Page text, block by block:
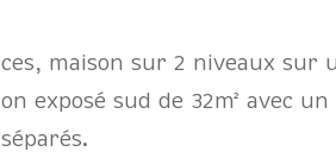
maison sur 2 niveaux sur
exposé sud de 32m² avec